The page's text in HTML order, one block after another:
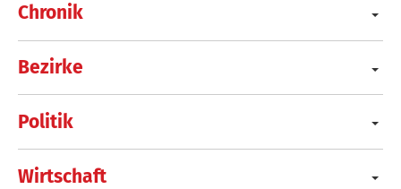
Chronik
Bezirke
Politik
Wirtschaft